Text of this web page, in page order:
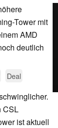
Tower mit
AMD
deutlich
Deal
CSL
ist aktuell